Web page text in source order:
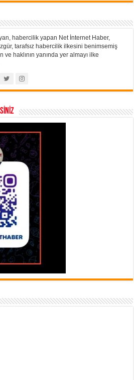
habercilik yapan Net İnternet Haber,
tarafsız habercilik ilkesini benimsemiş
ve haklının yanında yer almayı ilke